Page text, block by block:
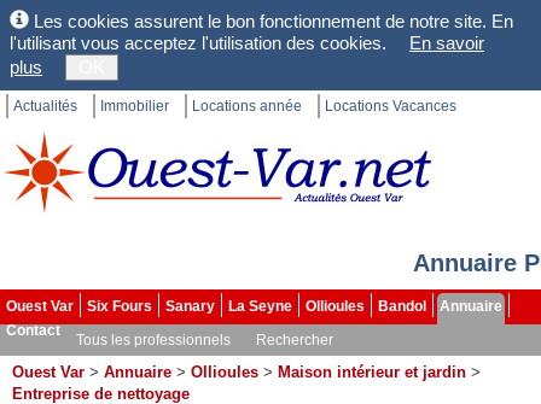
Les cookies assurent le bon fonctionnement de notre site. En
l'utilisant vous acceptez l'utilisation des cookies.
En savoir
plus
Actualités Immobilier Locations année Locations Vacances
Annuaire
Ouest Var Six Fours Sanary La Seyne Ollioules Bandol
Annuaire
Contact
Tous les professionnels Rechercher
Ouest Var > Annuaire > Ollioules > Maison intérieur et jardin >
Entreprise de nettoyage